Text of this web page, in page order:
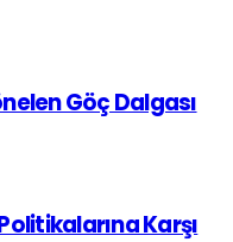
Göç Dalgası
Karşı